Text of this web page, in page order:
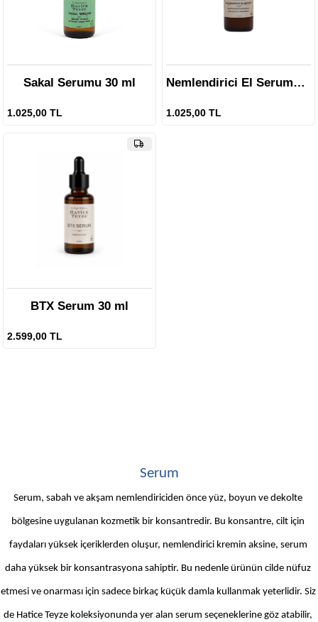
Sakal Serumu 30 ml
1.025,00 TL
Nemlendirici El Serumu 30 ml
1.025,00 TL
BTX Serum 30 ml
2.599,00 TL
Serum
Serum, sabah ve akşam nemlendiriciden önce yüz, boyun ve dekolte
bölgesine uygulanan kozmetik bir konsantredir. Bu konsantre, cilt için
faydaları yüksek içeriklerden oluşur, nemlendirici kremin aksine, serum
daha yüksek bir konsantrasyona sahiptir. Bu nedenle ürünün cilde nüfuz
etmesi ve onarması için sadece birkaç küçük damla kullanmak yeterlidir. Siz
de Hatice Teyze koleksiyonunda yer alan serum seçeneklerine göz atabilir,